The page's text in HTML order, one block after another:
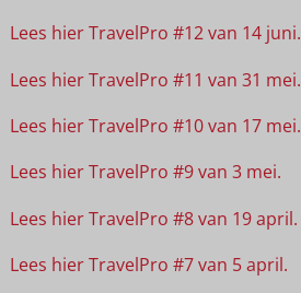
Lees hier TravelPro #12 van 14 juni.
Lees hier TravelPro #11 van 31 mei.
Lees hier TravelPro #10 van 17 mei.
Lees hier TravelPro #9 van 3 mei.
Lees hier TravelPro #8 van 19 april.
Lees hier TravelPro #7 van 5 april.